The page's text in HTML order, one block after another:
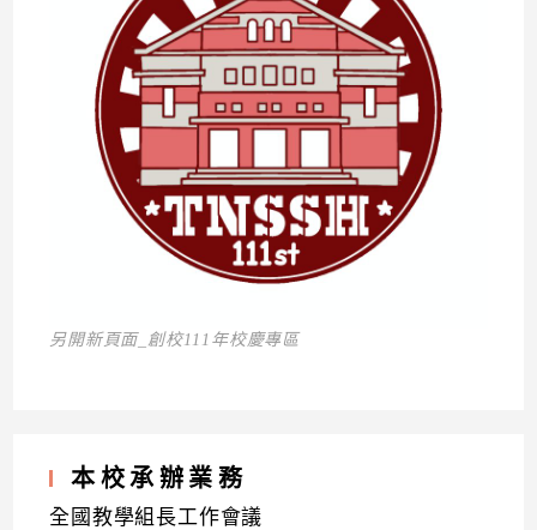
另開新頁面_創校111年校慶專區
本校承辦業務
全國教學組長工作會議